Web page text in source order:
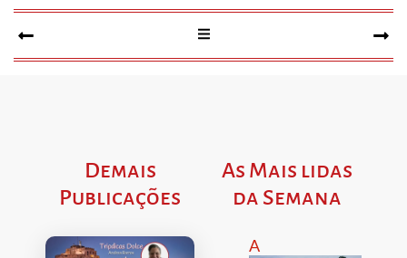
Demais
Publicações
As Mais lidas
da Semana
A